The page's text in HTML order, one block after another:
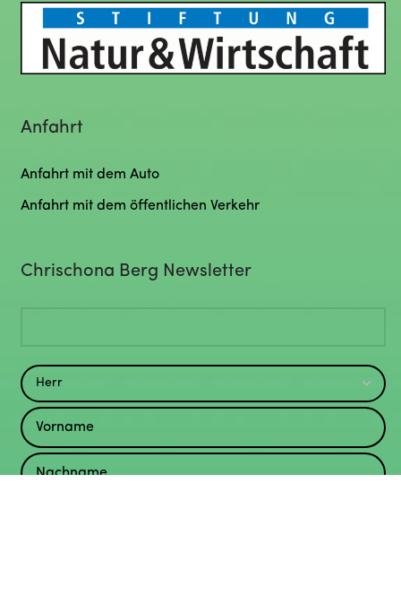
Anfahrt
Anfahrt mit dem Auto
Anfahrt mit dem öffentlichen Verkehr
Chrischona Berg Newsletter